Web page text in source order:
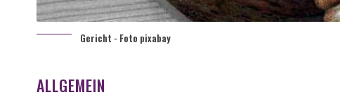
Gericht - Foto pixabay
ALLGEMEIN